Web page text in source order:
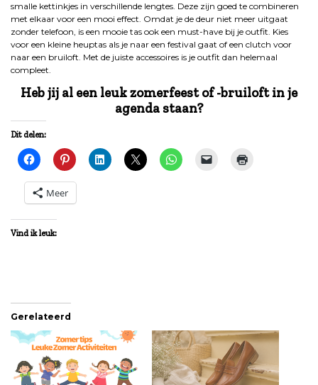
smalle kettinkjes in verschillende lengtes. Deze zijn goed te combineren
met elkaar voor een mooi effect. Omdat je de deur niet meer uitgaat
zonder telefoon, is een mooie tas ook een must-have bij je outfit. Kies
voor een kleine heuptas als je naar een festival gaat of een clutch voor
naar een bruiloft. Met de juiste accessoires is je outfit dan helemaal
compleet.
Heb jij al een leuk zomerfeest of -bruiloft in je
agenda staan?
Dit delen:
Meer
Vind ik leuk:
Gerelateerd